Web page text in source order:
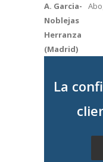
A. Garcia-
Noblejas
Herranza
(Madrid)
La